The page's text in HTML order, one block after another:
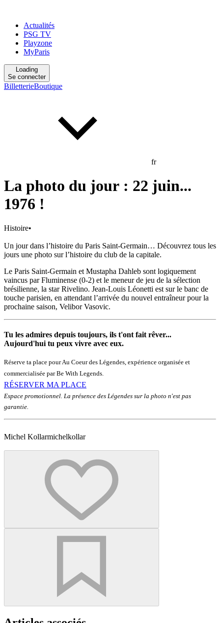
Actualités
PSG TV
Playzone
MyParis
Loading
Se connecter
BilletterieBoutique
fr
La photo du jour : 22 juin...
1976 !
Histoire•
Un jour dans l’histoire du Paris Saint-Germain… Découvrez tous les
jours une photo sur l’histoire du club de la capitale.
Le Paris Saint-Germain et Mustapha Dahleb sont logiquement
vaincus par Fluminense (0-2) et le meneur de jeu de la sélection
brésilienne, la star Rivelino. Jean-Louis Léonetti est sur le banc de
touche parisien, en attendant l’arrivée du nouvel entraîneur pour la
prochaine saison, Velibor Vasovic.
Tu les admires depuis toujours, ils t'ont fait rêver...
Aujourd'hui tu peux vivre avec eux.
Réserve ta place pour Au Coeur des Légendes, expérience organisée et
commercialisée par Be With Legends.
RÉSERVER MA PLACE
Espace promotionnel. La présence des Légendes sur la photo n'est pas
garantie.
Michel Kollarmichelkollar